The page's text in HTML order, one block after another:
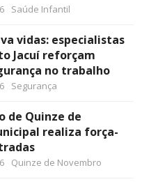
Saúde Infantil
vidas: especialistas
Jacuí reforçam
no trabalho
Segurança
de Quinze de
realiza força-
Quinze de Novembro